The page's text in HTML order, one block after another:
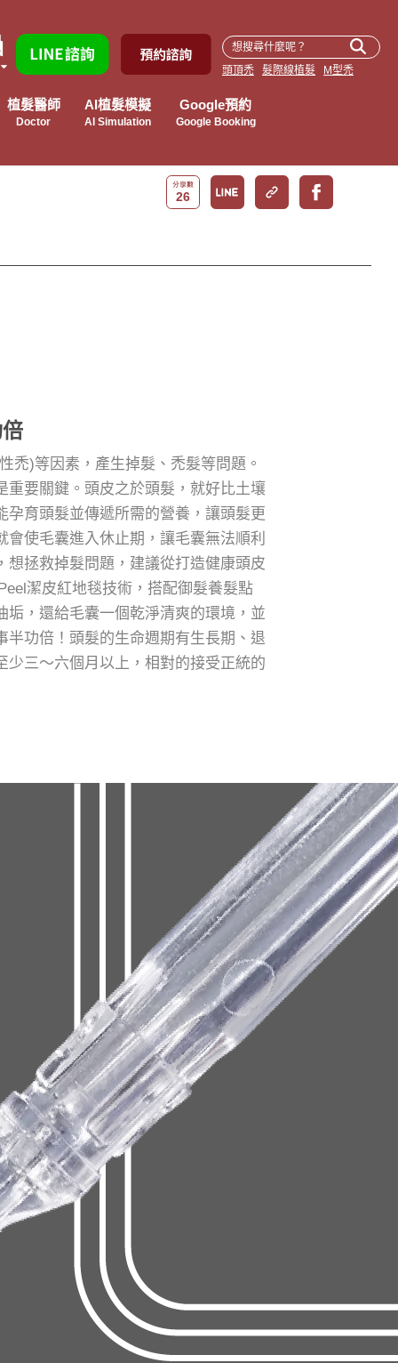
頭頂禿 髮際線植髮 M型禿
植髮醫師
Doctor
AI植髮模擬
AI Simulation
Google預約
Google Booking
26
禿)等因素，產生掉髮、禿髮等問題。
要關鍵。頭皮之於頭髮，就好比土壤
育頭髮並傳遞所需的營養，讓頭髮更
使毛囊進入休止期，讓毛囊無法順利
拯救掉髮問題，建議從打造健康頭皮
潔皮紅地毯技術，搭配御髮養髮點
，還給毛囊一個乾淨清爽的環境，並
功倍！頭髮的生命週期有生長期、退
三～六個月以上，相對的接受正統的